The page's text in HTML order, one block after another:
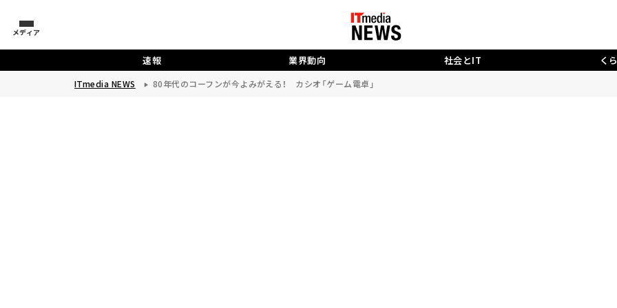
メディア
速報 業界動向 社会とIT く
ITmedia NEWS 80年代のコーフンが今よみがえる！ カシオ「ゲーム電卓」